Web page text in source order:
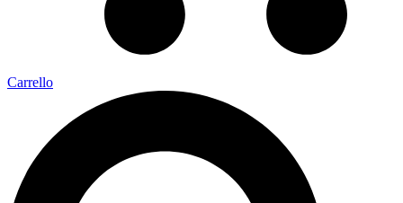
Carrello